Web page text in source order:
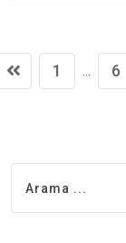
1 ... 6